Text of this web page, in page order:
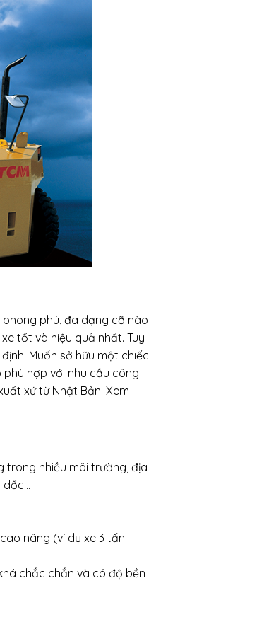
phú, đa dạng cỡ nào
tốt và hiệu quả nhất. Tuy
Muốn sở hữu một chiếc
hợp với nhu cầu công
xứ từ Nhật Bản. Xem
trong nhiều môi trường, địa
dốc…
nâng (ví dụ xe 3 tấn
chắc chắn và có độ bền